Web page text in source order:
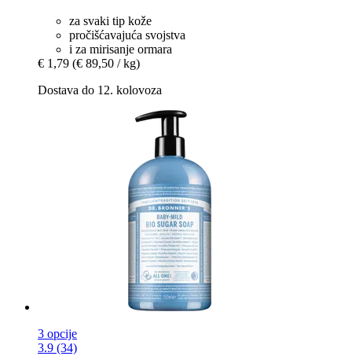
za svaki tip kože
pročišćavajuća svojstva
i za mirisanje ormara
€ 1,79 (€ 89,50 / kg)
Dostava do 12. kolovoza
3 opcije
3.9 (34)